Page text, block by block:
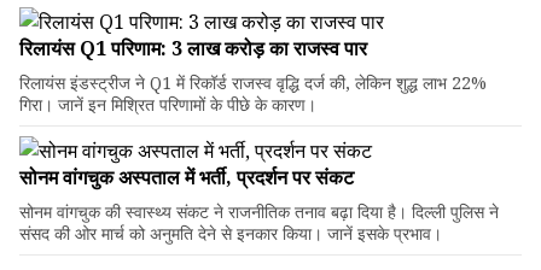
रिलायंस Q1 परिणाम: ₹3 लाख करोड़ का राजस्व पार
रिलायंस इंडस्ट्रीज ने Q1 में रिकॉर्ड राजस्व वृद्धि दर्ज की, लेकिन शुद्ध लाभ 22%
गिरा। जानें इन मिश्रित परिणामों के पीछे के कारण।
सोनम वांगचुक अस्पताल में भर्ती, प्रदर्शन पर संकट
सोनम वांगचुक की स्वास्थ्य संकट ने राजनीतिक तनाव बढ़ा दिया है। दिल्ली पुलिस ने
संसद की ओर मार्च को अनुमति देने से इनकार किया। जानें इसके प्रभाव।